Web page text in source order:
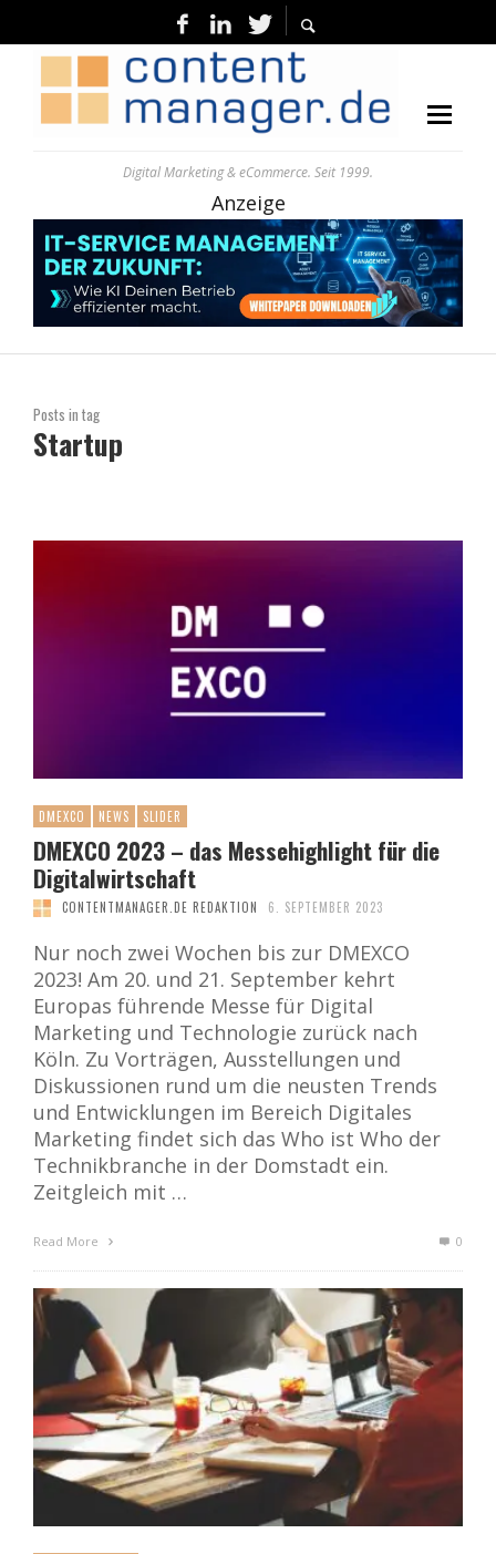
Digital Marketing & eCommerce. Seit 1999.
Anzeige
Posts in tag
Startup
DMEXCO NEWS SLIDER
DMEXCO 2023 – das Messehighlight für die
Digitalwirtschaft
CONTENTMANAGER.DE REDAKTION 6. SEPTEMBER 2023
Nur noch zwei Wochen bis zur DMEXCO
2023! Am 20. und 21. September kehrt
Europas führende Messe für Digital
Marketing und Technologie zurück nach
Köln. Zu Vorträgen, Ausstellungen und
Diskussionen rund um die neusten Trends
und Entwicklungen im Bereich Digitales
Marketing findet sich das Who ist Who der
Technikbranche in der Domstadt ein.
Zeitgleich mit …
Read More 0